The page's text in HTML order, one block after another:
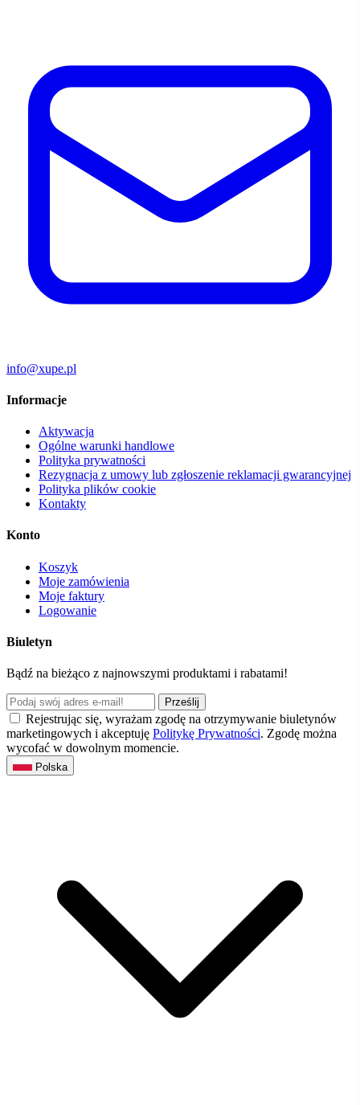
info@xupe.pl
Informacje
Aktywacja
Ogólne warunki handlowe
Polityka prywatności
Rezygnacja z umowy lub zgłoszenie reklamacji gwarancyjnej
Polityka plików cookie
Kontakty
Konto
Koszyk
Moje zamówienia
Moje faktury
Logowanie
Biuletyn
Bądź na bieżąco z najnowszymi produktami i rabatami!
Prześlij
Rejestrując się, wyrażam zgodę na otrzymywanie biuletynów
marketingowych i akceptuję Politykę Prywatności. Zgodę można
wycofać w dowolnym momencie.
Polska